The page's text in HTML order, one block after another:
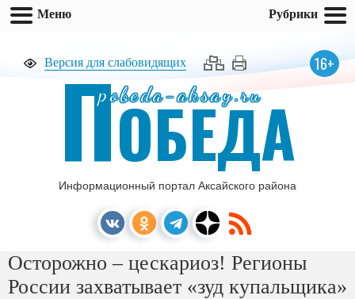
Версия для слабовидящих 16+
pobeda-aksay.ru
ПОБЕДА
Информационный портал Аксайского района
Осторожно – цескариоз! Регионы
России захватывает «зуд купальщика»
Меню Рубрики